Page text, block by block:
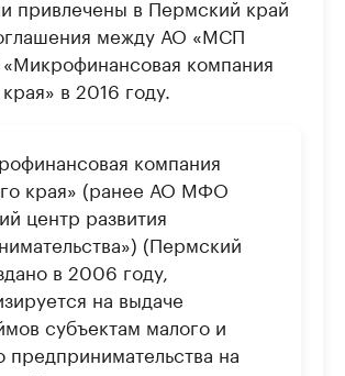
привлечены в Пермский край
между АО «МСП
компания
в 2016 году.
компания
края» (ранее АО МФО
центр развития
(Пермский
в 2006 году,
на выдаче
субъектам малого и
предпринимательства на